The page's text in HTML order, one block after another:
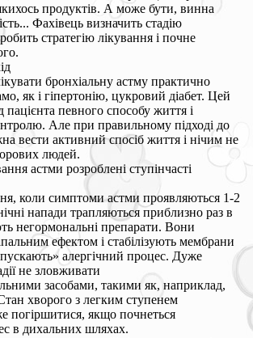
продуктів. А може бути, винна
Фахівець визначить стадію
стратегію лікування і почне
бронхіальну астму практично
як і гіпертонію, цукровий діабет. Цей
пацієнта певного способу життя і
Але при правильному підході до
вести активний спосіб життя і нічим не
людей.
астми розроблені ступінчасті
коли симптоми астми проявляються 1-2
напади трапляються приблизно раз в
негормональні препарати. Вони
ефектом і стабілізують мембрани
алергічний процес. Дуже
не зловживати
засобами, такими як, наприклад,
хворого з легким ступенем
погіршитися, якщо почнеться
в дихальних шляхах.